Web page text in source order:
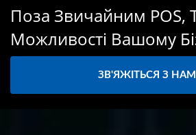
Поза Звичайним POS,
Можливості Вашому
ЗВ'ЯЖІТЬСЯ З